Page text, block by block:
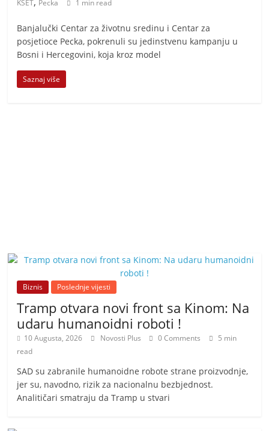
t
v
n
i
h
KSET Pecka 1 min read
Banjalučki Centar za životnu sredinu i Centar za
posjetioce Pecka, pokrenuli su jedinstvenu kampanju u
Bosni i Hercegovini, koja kroz model
Saznaj više
Biznis Poslednje vijesti
Tramp otvara novi front sa Kinom: Na
udaru humanoidni roboti !
10 Augusta, 2026 Novosti Plus 0 Comments
5 min
read
SAD su zabranile humanoidne robote strane proizvodnje,
jer su, navodno, rizik za nacionalnu bezbjednost.
Analitičari smatraju da Tramp u stvari